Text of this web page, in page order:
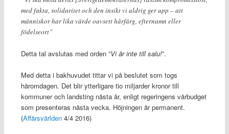
med fakta, solidaritet och den insikt vi aldrig ger upp – att
människor har lika värde oavsett hårfärg, efternamn eller
födelseort”
Detta tal avslutas med orden ”Vi är inte till salu!”.
Med detta i bakhuvudet tittar vi på beslutet som togs
häromdagen. Det blir ytterligare tio miljarder kronor till
kommuner och landsting nästa år, enligt regeringens vårbudget
som presenteras nästa vecka. Höjningen är permanent.
(Affärsvärlden4/4 2016)